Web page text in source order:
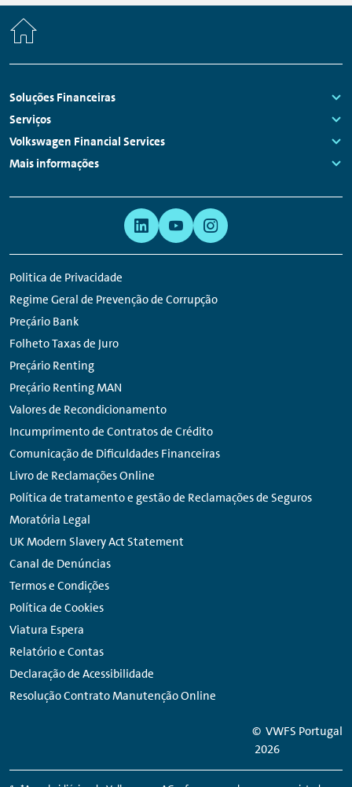
Navegação
do
rodapé
Soluções Financeiras
Links:
Serviços
Links:
Volkswagen Financial Services
Links:
Mais informações
Politica de Privacidade
Regime Geral de Prevenção de Corrupção
Preçário Bank
Folheto Taxas de Juro
Preçário Renting
Preçário Renting MAN
Valores de Recondicionamento
Incumprimento de Contratos de Crédito
Comunicação de Dificuldades Financeiras
Livro de Reclamações Online
Política de tratamento e gestão de Reclamações de Seguros
Moratória Legal
UK Modern Slavery Act Statement
Canal de Denúncias
Termos e Condições
Política de Cookies
Viatura Espera
Relatório e Contas
Declaração de Acessibilidade
Resolução Contrato Manutenção Online
rede
social
© VWFS Portugal
2026